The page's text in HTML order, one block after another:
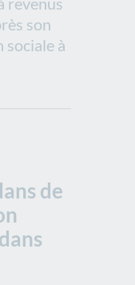
son
sociale à
de